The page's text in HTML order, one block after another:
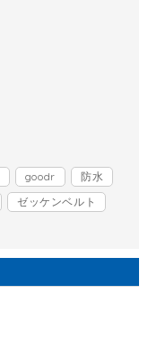
goodr
防水
ゼッケンベルト